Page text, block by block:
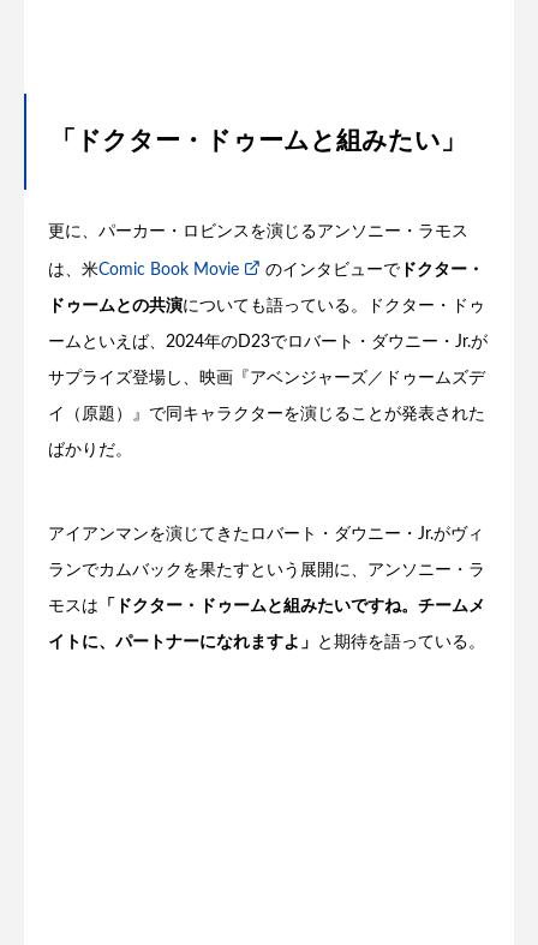
「ドクター・ドゥームと組みたい」
更に、パーカー・ロビンスを演じるアンソニー・ラモス
は、米Comic Book Movie のインタビューで ドクター・
ドゥームとの共演についても語っている。ドクター・ドゥ
ームといえば、2024年のD23でロバート・ダウニー・Jr.が
サプライズ登場し、映画『アベンジャーズ／ドゥームズデ
イ（原題）』で同キャラクターを演じることが発表された
ばかりだ。
アイアンマンを演じてきたロバート・ダウニー・Jr.がヴィ
ランでカムバックを果たすという展開に、アンソニー・ラ
モスは 「ドクター・ドゥームと組みたいですね。チームメ
イトに、パートナーになれますよ」 と期待を語っている。